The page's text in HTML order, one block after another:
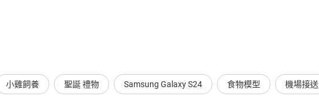
小雞飼養 聖誕 禮物 Samsung Galaxy S24 食物模型 機場接送